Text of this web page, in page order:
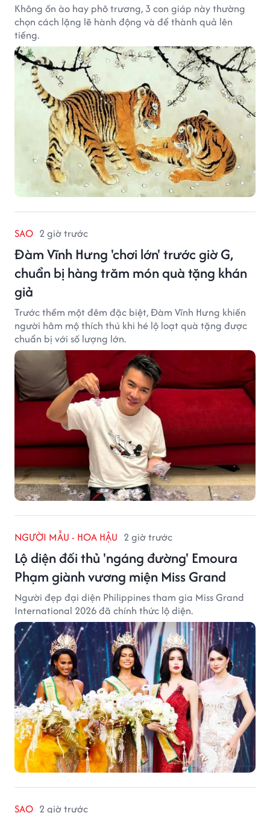
Không ồn ào hay phô trương, 3 con giáp này thường
chọn cách lặng lẽ hành động và để thành quả lên
tiếng.
SAO 2 giờ trước
Đàm Vĩnh Hưng 'chơi lớn' trước giờ G,
chuẩn bị hàng trăm món quà tặng khán
giả
Trước thềm một đêm đặc biệt, Đàm Vĩnh Hưng khiến
người hâm mộ thích thú khi hé lộ loạt quà tặng được
chuẩn bị với số lượng lớn.
NGƯỜI MẪU - HOA HẬU 2 giờ trước
Lộ diện đối thủ 'ngáng đường' Emoura
Phạm giành vương miện Miss Grand
Người đẹp đại diện Philippines tham gia Miss Grand
International 2026 đã chính thức lộ diện.
SAO 2 giờ trước